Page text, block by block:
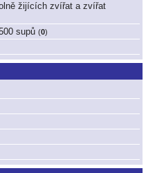
žijících zvířat a zvířat
supů (0)